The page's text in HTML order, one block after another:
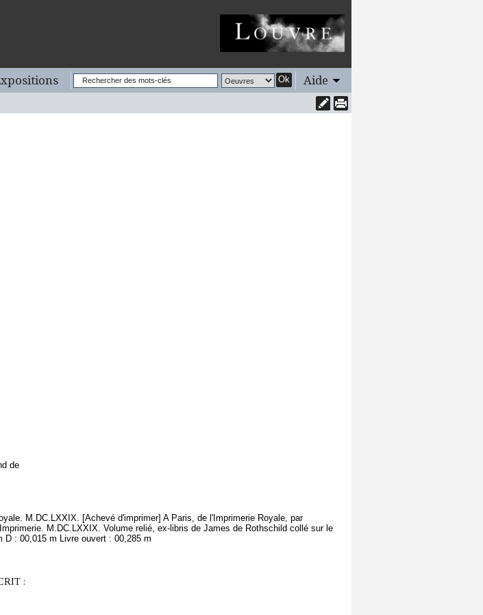
Ok Aide
de
M.DC.LXXIX. [Achevé d'imprimer] A Paris, de l'Imprimerie Royale, par
M.DC.LXXIX. Volume relié, ex-libris de James de Rothschild collé sur le
: 00,015 m Livre ouvert : 00,285 m
: